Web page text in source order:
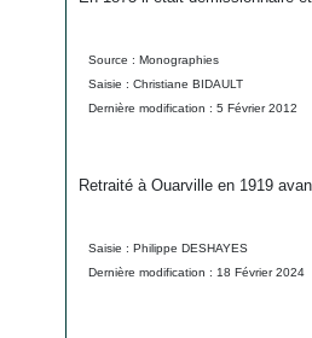
Source : Monographies
Saisie : Christiane BIDAULT
Dernière modification : 5 Février 2012
Retraité à Ouarville en 1919
Saisie : Philippe DESHAYES
Dernière modification : 18 Février 2024